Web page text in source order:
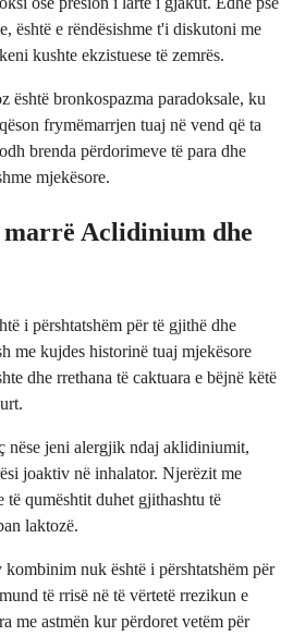
është e rëndësishme t'i diskutoni me
kushte ekzistuese të zemrës.
është bronkospazma paradoksale, ku
frymëmarrjen tuaj në vend që ta
brenda përdorimeve të para dhe
mjekësore.
Aclidinium dhe
i përshtatshëm për të gjithë dhe
me kujdes historinë tuaj mjekësore
dhe rrethana të caktuara e bëjnë këtë
nëse jeni alergjik ndaj aklidiniumit,
joaktiv në inhalator. Njerëzit me
qumështit duhet gjithashtu të
laktozë.
nuk është i përshtatshëm për
të rrisë në të vërtetë rrezikun e
me astmën kur përdoret vetëm për